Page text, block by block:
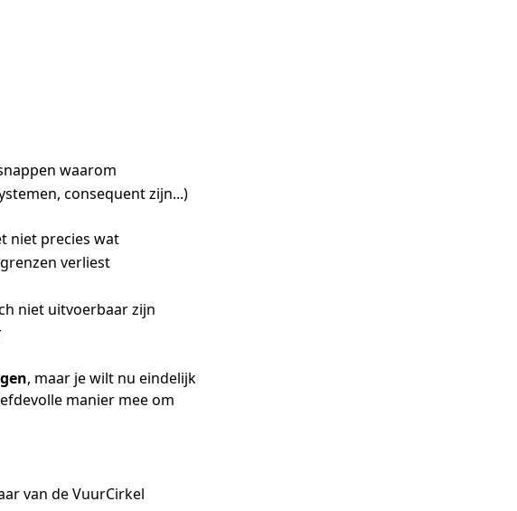
waarom
consequent zijn...)
niet precies wat
verliest
niet uitvoerbaar zijn
, maar je wilt nu eindelijk
manier mee om
van de VuurCirkel